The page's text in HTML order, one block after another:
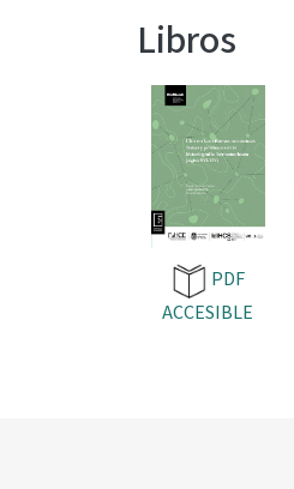
Libros
PDF
ACCESIBLE